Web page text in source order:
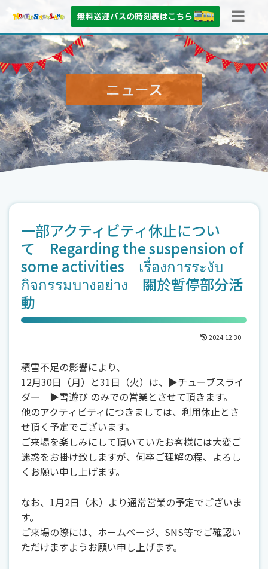
ニュース
一部アクティビティ休止につい
て Regarding the suspension of
some activities เรื่องการระงับ
กิจกรรมบางอย่าง 關於暫停部分活
動
2024.12.30
積雪不足の影響により、
12月30日（月）と31日（火）は、▶チューブスライ
ダー ▶雪遊び のみでの営業とさせて頂きます。
他のアクティビティにつきましては、利用休止とさ
せ頂く予定でございます。
ご来場を楽しみにして頂いていたお客様には大変ご
迷惑をお掛け致しますが、何卒ご理解の程、よろし
くお願い申し上げます。
なお、1月2日（木）より通常営業の予定でございま
す。
ご来場の際には、ホームページ、SNS等でご確認い
ただけますようお願い申し上げます。